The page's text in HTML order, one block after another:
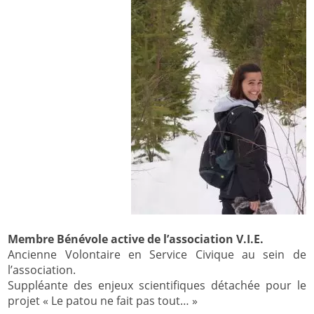
Membre Bénévole active de l’association V.I.E.
Ancienne Volontaire en Service Civique au sein de
l’association.
Suppléante des enjeux scientifiques détachée pour le
projet « Le patou ne fait pas tout… »